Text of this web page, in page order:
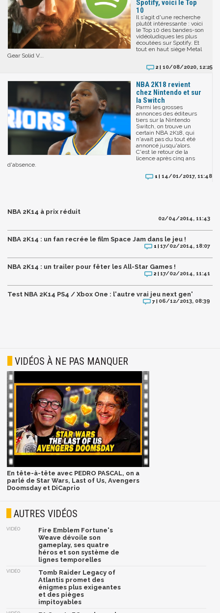
Spotify, voici le Top
10
Il s'agit d'une recherche
plutôt intéressante : voici
le Top 10 des bandes-son
vidéoludiques les plus
écoutées sur Spotify. Et
tout en haut siège Metal
Gear Solid V...
2 | 10/08/2020, 12:25
NBA 2K18 revient
chez Nintendo et sur
la Switch
Parmi les grosses
annonces des éditeurs
tiers sur la Nintendo
Switch, on trouve un
certain NBA 2K18, qui
n'avait pas du tout été
annoncé jusqu'alors.
C'est le retour de la
licence après cinq ans
d'absence.
1 | 14/01/2017, 11:48
NBA 2K14 à prix réduit
02/04/2014, 11:43
NBA 2K14 : un fan recrée le film Space Jam dans le jeu !
1 |17/02/2014, 18:07
NBA 2K14 : un trailer pour fêter les All-Star Games !
2 |17/02/2014, 11:41
Test NBA 2K14 PS4 / Xbox One : l'autre vrai jeu next gen'
7 | 06/12/2013, 08:39
VIDÉOS À NE PAS MANQUER
En tête-à-tête avec PEDRO PASCAL, on a
parlé de Star Wars, Last of Us, Avengers
Doomsday et DiCaprio
AUTRES VIDÉOS
VIDÉO
Fire Emblem Fortune's
Weave dévoile son
gameplay, ses quatre
héros et son système de
lignes temporelles
VIDÉO
Tomb Raider Legacy of
Atlantis promet des
énigmes plus exigeantes
et des pièges
impitoyables